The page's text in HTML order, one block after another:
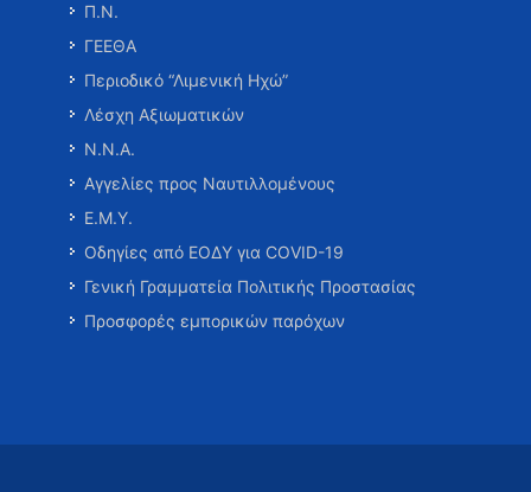
Π.Ν.
ΓΕΕΘΑ
Περιοδικό “Λιμενική Ηχώ”
Λέσχη Αξιωματικών
Ν.Ν.Α.
Αγγελίες προς Ναυτιλλομένους
Ε.Μ.Υ.
Οδηγίες από ΕΟΔΥ για COVID-19
Γενική Γραμματεία Πολιτικής Προστασίας
Προσφορές εμπορικών παρόχων